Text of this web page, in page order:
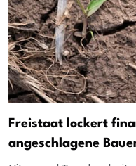
Freistaat lockert
angeschlagene